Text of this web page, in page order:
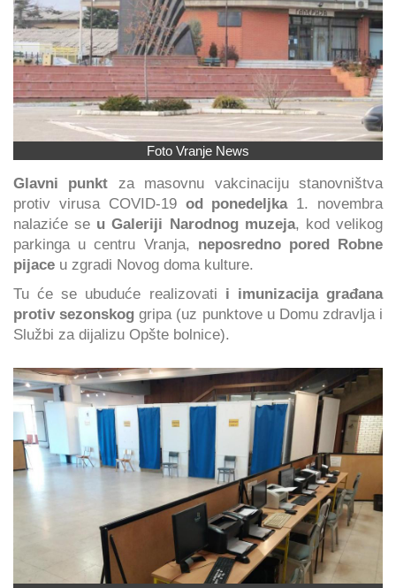
Foto Vranje News
Glavni punkt za masovnu vakcinaciju stanovništva
protiv virusa COVID-19 od ponedeljka1. novembra
nalaziće se u Galeriji Narodnog muzeja, kod velikog
parkinga u centru Vranja, neposredno pored Robne
pijace u zgradi Novog doma kulture.
Tu će se ubuduće realizovati i imunizacija građana
protiv sezonskog gripa (uz punktove u Domu zdravlja i
Službi za dijalizu Opšte bolnice).